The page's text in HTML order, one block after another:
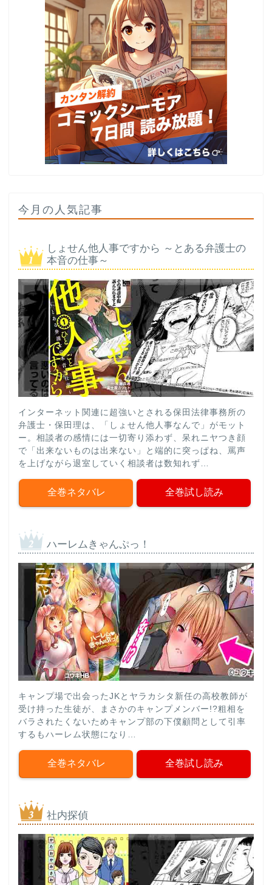
今月の人気記事
しょせん他人事ですから ～とある弁護士の
本音の仕事～
インターネット関連に超強いとされる保田法律事務所の
弁護士・保田理は、「しょせん他人事なんで」がモット
ー。相談者の感情には一切寄り添わず、呆れニヤつき顔
で「出来ないものは出来ない」と端的に突っぱね、罵声
を上げながら退室していく相談者は数知れず…
全巻ネタバレ 全巻試し読み
ハーレムきゃんぷっ！
キャンプ場で出会ったJKとヤラカシタ新任の高校教師が
受け持った生徒が、まさかのキャンプメンバー!?粗相を
バラされたくないためキャンプ部の下僕顧問として引率
するもハーレム状態になり…
全巻ネタバレ 全巻試し読み
社内探偵